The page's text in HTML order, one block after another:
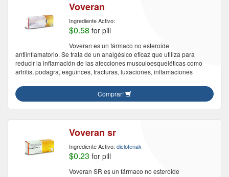
Voveran
Ingrediente Activo:
$0.58 for pill
Voveran es un fármaco no esteroide
antiinflamatorio. Se trata de un analgésico eficaz que utiliza para
reducir la inflamación de las afecciones musculoesqueléticas como
artritis, podagra, esguinces, fracturas, luxaciones, inflamaciones
Comprar!
Voveran sr
Ingrediente Activo: diclofenak
$0.23 for pill
Voveran SR es un fármaco no esteroide